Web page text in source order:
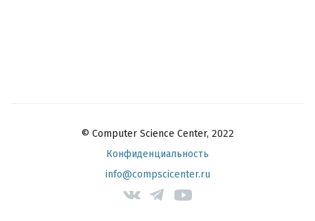
© Computer Science Center, 2022
Конфиденциальность
info@compscicenter.ru